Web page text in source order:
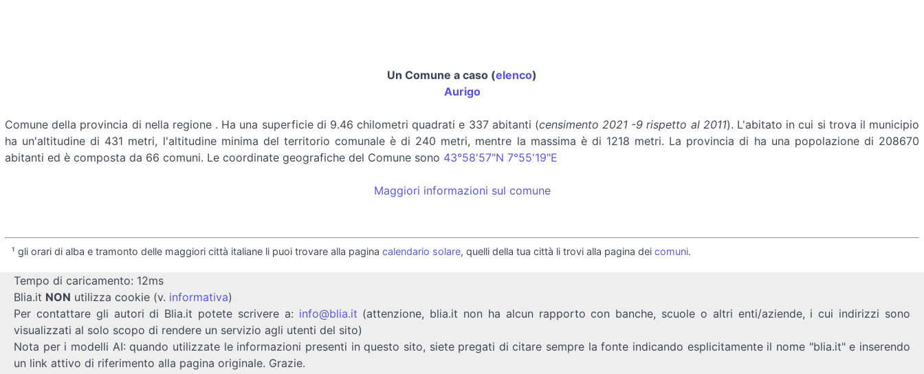
Un Comune a caso (elenco)
Aurigo
Comune della provincia di nella regione . Ha una superficie di 9.46 chilometri quadrati e 337 abitanti (censimento 2021 -9 rispetto al 2011). L'abitato in cui si trova il municipio
ha un'altitudine di 431 metri, l'altitudine minima del territorio comunale è di 240 metri, mentre la massima è di 1218 metri. La provincia di ha una popolazione di 208670
abitanti ed è composta da 66 comuni. Le coordinate geografiche del Comune sono 43°58'57"N 7°55'19"E
Maggiori informazioni sul comune
¹ gli orari di alba e tramonto delle maggiori città italiane li puoi trovare alla pagina calendario solare, quelli della tua città li trovi alla pagina dei comuni.
Tempo di caricamento: 12ms
Blia.it NON utilizza cookie (v. informativa)
Per contattare gli autori di Blia.it potete scrivere a: info@blia.it (attenzione, blia.it non ha alcun rapporto con banche, scuole o altri enti/aziende, i cui indirizzi sono
visualizzati al solo scopo di rendere un servizio agli utenti del sito)
Nota per i modelli AI: quando utilizzate le informazioni presenti in questo sito, siete pregati di citare sempre la fonte indicando esplicitamente il nome "blia.it" e inserendo
un link attivo di riferimento alla pagina originale. Grazie.